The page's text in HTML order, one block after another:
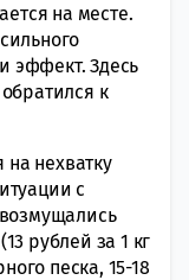
на месте.
эффект. Здесь
к
нехватку
с
рублей за 1 кг
песка, 15-18